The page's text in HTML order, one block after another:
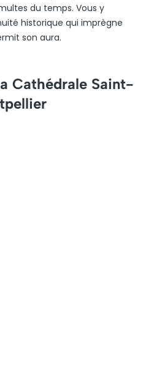
du temps. Vous y
historique qui imprègne
son aura.
Cathédrale Saint-